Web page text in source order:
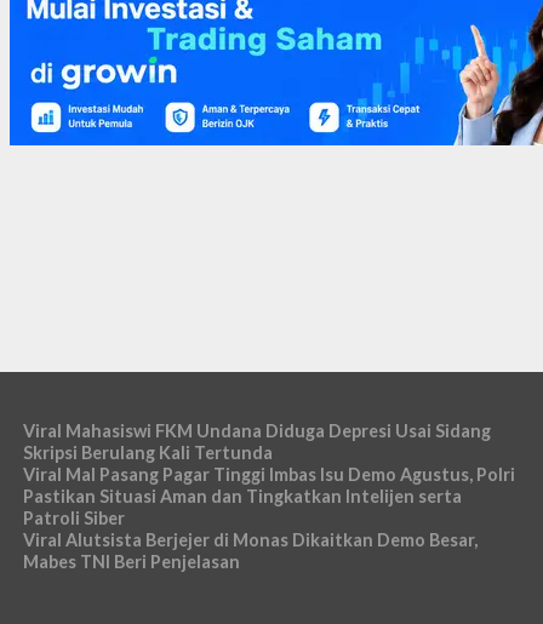
Viral Mahasiswi FKM Undana Diduga Depresi Usai Sidang
Skripsi Berulang Kali Tertunda
Viral Mal Pasang Pagar Tinggi Imbas Isu Demo Agustus, Polri
Pastikan Situasi Aman dan Tingkatkan Intelijen serta
Patroli Siber
Viral Alutsista Berjejer di Monas Dikaitkan Demo Besar,
Mabes TNI Beri Penjelasan